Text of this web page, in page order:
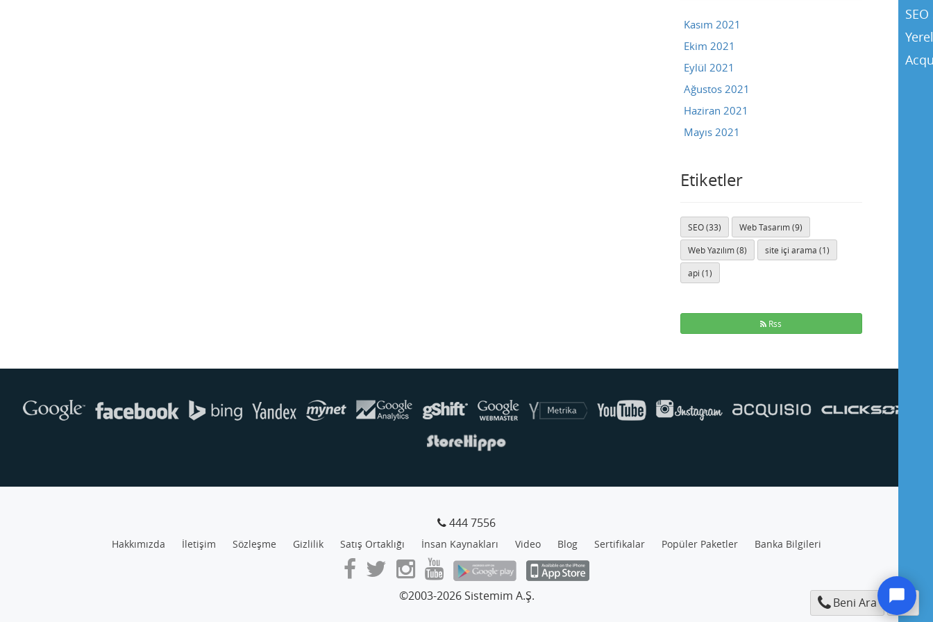
Kasım 2021
Ekim 2021
Eylül 2021
Ağustos 2021
Haziran 2021
Mayıs 2021
Etiketler
SEO (33) Web Tasarım (9)
Web Yazılım (8) site içi arama (1)
api (1)
Rss
444 7556
Hakkımızda İletişim Sözleşme Gizlilik Satış Ortaklığı İnsan Kaynakları Video Blog Sertifikalar Popüler Paketler Banka Bilgileri
©2003-2026 Sistemim A.Ş. Beni Ara
Buse
Genellikle anında yanıt verir